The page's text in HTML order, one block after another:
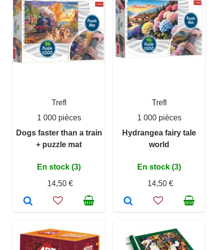
Trefl
1 000 pièces
Dogs faster than a train
+ puzzle mat
En stock (3)
14,50 €
Trefl
1 000 pièces
Hydrangea fairy tale
world
En stock (3)
14,50 €